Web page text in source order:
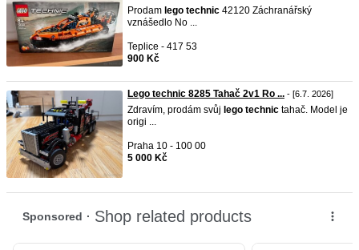
Prodam lego technic 42120 Záchranářský
vznášedlo No ...
Teplice - 417 53
900 Kč
Lego technic 8285 Tahač 2v1 Ro ... - [6.7. 2026]
Zdravím, prodám svůj lego technic tahač. Model je
origi ...
Praha 10 - 100 00
5 000 Kč